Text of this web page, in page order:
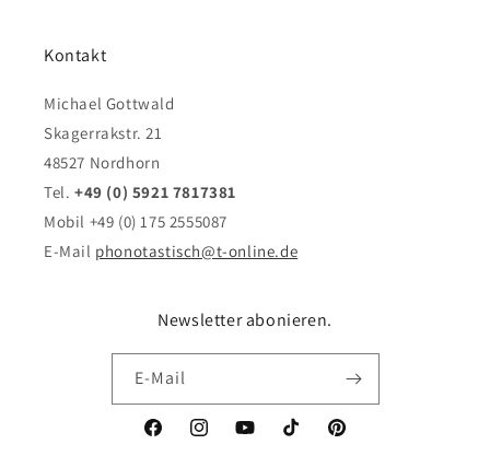
Kontakt
Michael Gottwald
Skagerrakstr. 21
48527 Nordhorn
Tel. +49 (0) 5921 7817381
Mobil +49 (0) 175 2555087
E-Mail phonotastisch@t-online.de
Newsletter abonieren.
E-Mail
FacebookInstagramYouTubeTikTok Pinterest